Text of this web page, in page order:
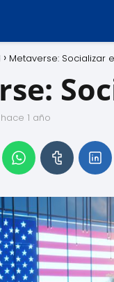
Metaverse: Socializar
1 año